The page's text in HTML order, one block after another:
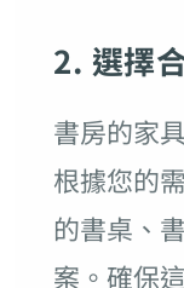
2. 選擇
書房的家
根據您的
的書桌、
案。確保